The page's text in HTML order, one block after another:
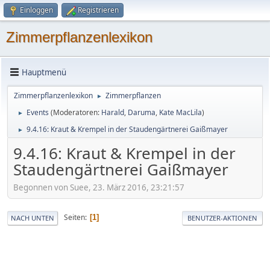
Einloggen Registrieren
Zimmerpflanzenlexikon
Hauptmenü
Zimmerpflanzenlexikon ► Zimmerpflanzen
► Events (Moderatoren: Harald, Daruma, Kate MacLila)
► 9.4.16: Kraut & Krempel in der Staudengärtnerei Gaißmayer
9.4.16: Kraut & Krempel in der
Staudengärtnerei Gaißmayer
Begonnen von Suee, 23. März 2016, 23:21:57
NACH UNTEN Seiten 1 BENUTZER-AKTIONEN